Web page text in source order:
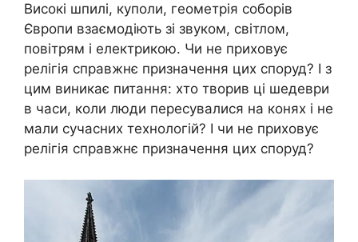
Високі шпилі, куполи, геометрія соборів
Європи взаємодіють зі звуком, світлом,
повітрям і електрикою. Чи не приховує
релігія справжнє призначення цих споруд? І з
цим виникає питання: хто творив ці шедеври
в часи, коли люди пересувалися на конях і не
мали сучасних технологій? І чи не приховує
релігія справжнє призначення цих споруд?